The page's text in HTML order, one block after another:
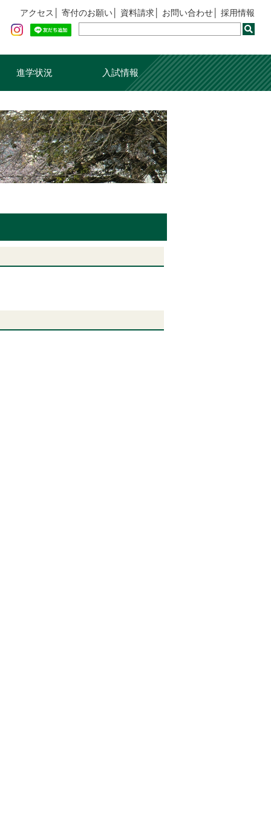
アクセス 寄付のお願い 資料請求 お問い合わせ 採用情報
進学状況 入試情報